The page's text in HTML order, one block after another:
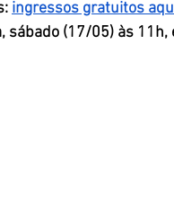
ingressos gratuitos
sábado (17/05) às